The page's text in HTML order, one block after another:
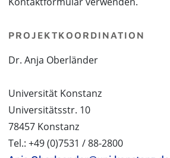
PROJEKTKOORDINATION
Dr. Anja Oberländer
Universität Konstanz
Universitätsstr. 10
78457 Konstanz
Tel.: +49 (0)7531 / 88-2800